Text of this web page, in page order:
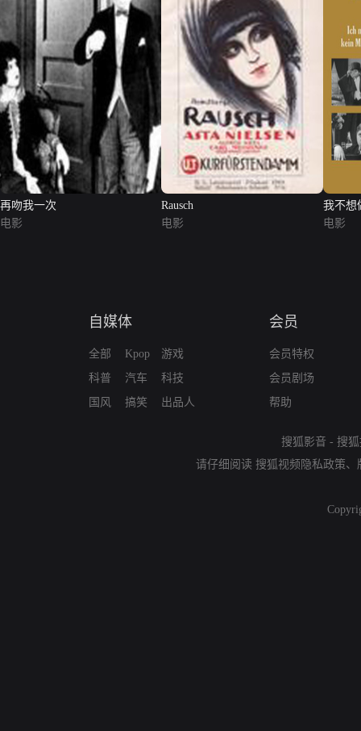
再吻我一次
电影
Rausch
电影
我不想
电影
自媒体
全部
科普
国风
Kpop
汽车
搞笑
游戏
科技
出品人
会员
会员特权
会员剧场
帮助
搜狐影音 - 搜
请仔细阅读 搜狐视频隐私政策、